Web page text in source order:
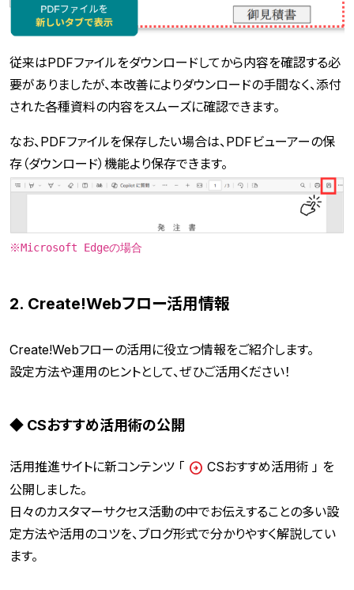
従来はPDFファイルをダウンロードしてから内容を確認する必
要がありましたが、本改善によりダウンロードの手間なく、添付
された各種資料の内容をスムーズに確認できます。
なお、PDFファイルを保存したい場合は、PDFビューアーの保
存（ダウンロード）機能より保存できます。
※Microsoft Edgeの場合
2. Create!Webフロー活用情報
Create!Webフローの活用に役立つ情報をご紹介します。
設定方法や運用のヒントとして、ぜひご活用ください！
◆ CSおすすめ活用術の公開
活用推進サイトに新コンテンツ 「 CSおすすめ活用術 」 を
公開しました。
日々のカスタマーサクセス活動の中でお伝えすることの多い設
定方法や活用のコツを、ブログ形式で分かりやすく解説してい
ます。